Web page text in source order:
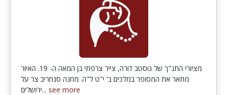
מציורי התנ"ך של גוסטב דורה, צייר צרפתי בן המאה ה- 19. האיור
מתאר את המסופר במלכים ב' י"ט ל"ה. מחנה סנחריב צר על
ירושלים... see more